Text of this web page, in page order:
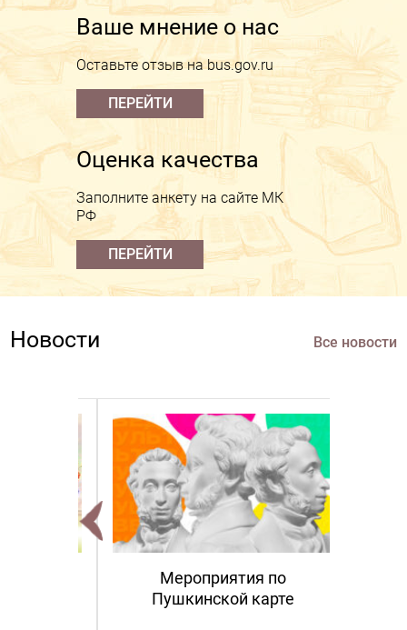
Ваше мнение о нас
Оставьте отзыв на bus.gov.ru
ПЕРЕЙТИ
Оценка качества
Заполните анкету на сайте МК
РФ
ПЕРЕЙТИ
Новости Все новости
Мероприятия по
Пушкинской карте